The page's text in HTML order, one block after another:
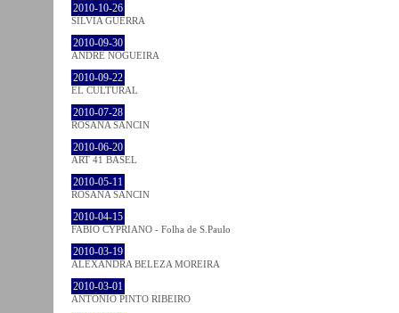
2010-10-26
SÍLVIA GUERRA
2010-09-30
ANDRÉ NOGUEIRA
2010-09-22
EL CULTURAL
2010-07-28
ROSANA SANCIN
2010-06-20
ART 41 BASEL
2010-05-11
ROSANA SANCIN
2010-04-15
FABIO CYPRIANO - Folha de S.Paulo
2010-03-19
ALEXANDRA BELEZA MOREIRA
2010-03-01
ANTÓNIO PINTO RIBEIRO